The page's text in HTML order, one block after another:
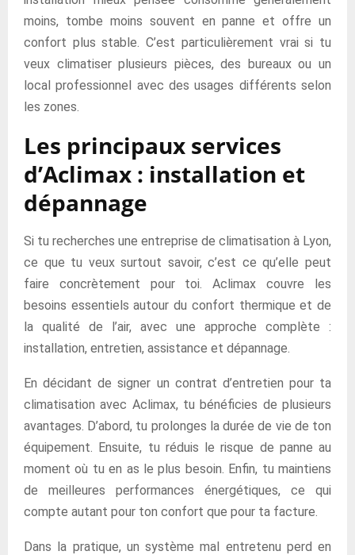
moins, tombe moins souvent en panne et offre un
confort plus stable. C’est particulièrement vrai si tu
veux climatiser plusieurs pièces, des bureaux ou un
local professionnel avec des usages différents selon
les zones.
Les principaux services
d’Aclimax : installation et
dépannage
Si tu recherches une entreprise de climatisation à Lyon,
ce que tu veux surtout savoir, c’est ce qu’elle peut
faire concrètement pour toi. Aclimax couvre les
besoins essentiels autour du confort thermique et de
la qualité de l’air, avec une approche complète :
installation, entretien, assistance et dépannage.
En décidant de signer un contrat d’entretien pour ta
climatisation avec Aclimax, tu bénéficies de plusieurs
avantages. D’abord, tu prolonges la durée de vie de ton
équipement. Ensuite, tu réduis le risque de panne au
moment où tu en as le plus besoin. Enfin, tu maintiens
de meilleures performances énergétiques, ce qui
compte autant pour ton confort que pour ta facture.
Dans la pratique, un système mal entretenu perd en